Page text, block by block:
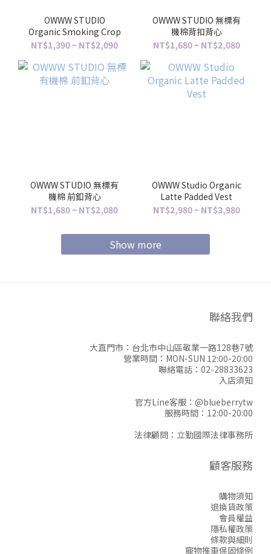
OWWW STUDIO
Organic Smoking Crop
NT$1,390 ~ NT$2,090
OWWW STUDIO 無標有
機棉背扣背心
NT$1,680 ~ NT$2,080
OWWW STUDIO 無標有
機棉 前釦背心
NT$1,680 ~ NT$2,080
OWWW Studio Organic
Latte Padded Vest
NT$2,980 ~ NT$3,980
Show more
聯絡我們
大直門市：台北市中山區敬業一路128巷7號
營業時間：MON-SUN 12:00-20:00
聯絡電話：02-28833623
入店須知
官方Line客服： @blueberrytw
服務時間：12:00-20:00
法律顧問：立勤國際法律事務所
顧客服務
購物須知
退換貨政策
會員權益
隱私權政策
條款與細則
寵物推車保固條例